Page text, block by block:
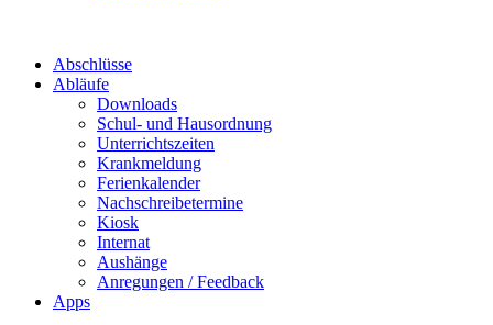
Abschlüsse
Abläufe
Downloads
Schul- und Hausordnung
Unterrichtszeiten
Krankmeldung
Ferienkalender
Nachschreibetermine
Kiosk
Internat
Aushänge
Anregungen / Feedback
Apps